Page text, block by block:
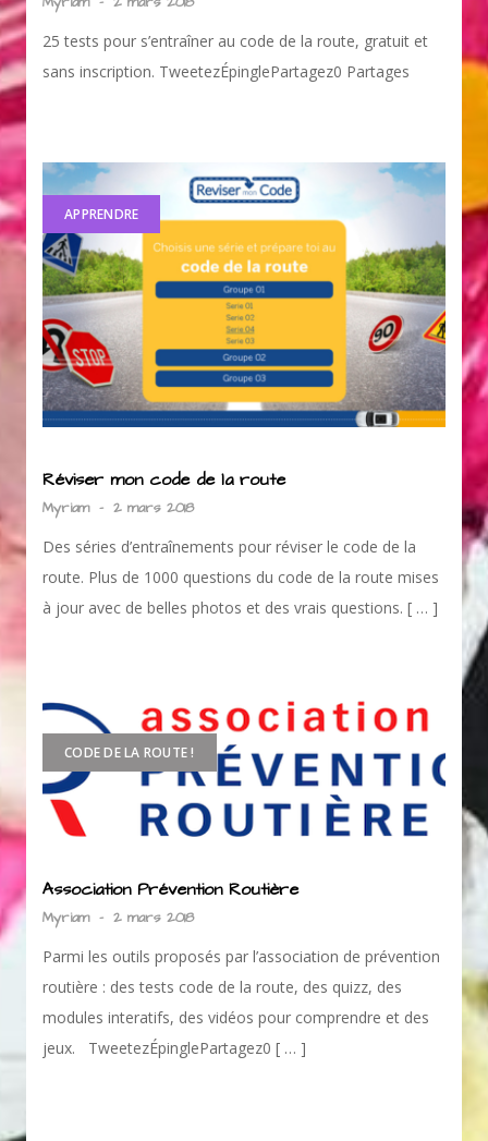
25 tests pour s’entraîner au code de la route, gratuit et
sans inscription. TweetezÉpinglePartagez0 Partages
APPRENDRE
Réviser mon code de la route
Myriam - 2 mars 2018
Des séries d’entraînements pour réviser le code de la
route. Plus de 1000 questions du code de la route mises
à jour avec de belles photos et des vrais questions. [ … ]
CODE DE LA ROUTE !
Association Prévention Routière
Myriam - 2 mars 2018
Parmi les outils proposés par l’association de prévention
routière : des tests code de la route, des quizz, des
modules interatifs, des vidéos pour comprendre et des
jeux. TweetezÉpinglePartagez0 [ … ]